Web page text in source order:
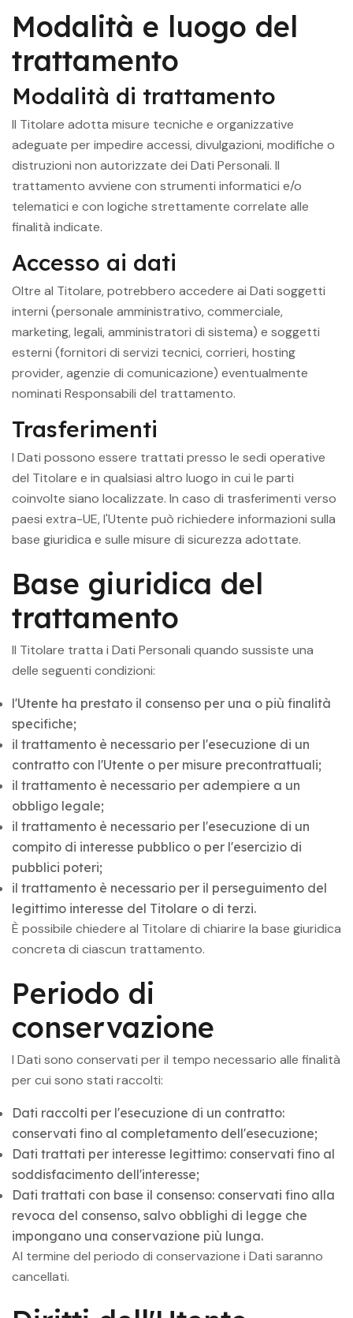
Modalità e luogo del
trattamento
Modalità di trattamento
Il Titolare adotta misure tecniche e organizzative
adeguate per impedire accessi, divulgazioni, modifiche o
distruzioni non autorizzate dei Dati Personali. Il
trattamento avviene con strumenti informatici e/o
telematici e con logiche strettamente correlate alle
finalità indicate.
Accesso ai dati
Oltre al Titolare, potrebbero accedere ai Dati soggetti
interni (personale amministrativo, commerciale,
marketing, legali, amministratori di sistema) e soggetti
esterni (fornitori di servizi tecnici, corrieri, hosting
provider, agenzie di comunicazione) eventualmente
nominati Responsabili del trattamento.
Trasferimenti
I Dati possono essere trattati presso le sedi operative
del Titolare e in qualsiasi altro luogo in cui le parti
coinvolte siano localizzate. In caso di trasferimenti verso
paesi extra-UE, l'Utente può richiedere informazioni sulla
base giuridica e sulle misure di sicurezza adottate.
Base giuridica del
trattamento
Il Titolare tratta i Dati Personali quando sussiste una
delle seguenti condizioni:
l'Utente ha prestato il consenso per una o più finalità
specifiche;
il trattamento è necessario per l'esecuzione di un
contratto con l'Utente o per misure precontrattuali;
il trattamento è necessario per adempiere a un
obbligo legale;
il trattamento è necessario per l'esecuzione di un
compito di interesse pubblico o per l'esercizio di
pubblici poteri;
il trattamento è necessario per il perseguimento del
legittimo interesse del Titolare o di terzi.
È possibile chiedere al Titolare di chiarire la base giuridica
concreta di ciascun trattamento.
Periodo di
conservazione
I Dati sono conservati per il tempo necessario alle finalità
per cui sono stati raccolti:
Dati raccolti per l'esecuzione di un contratto:
conservati fino al completamento dell'esecuzione;
Dati trattati per interesse legittimo: conservati fino al
soddisfacimento dell'interesse;
Dati trattati con base il consenso: conservati fino alla
revoca del consenso, salvo obblighi di legge che
impongano una conservazione più lunga.
Al termine del periodo di conservazione i Dati saranno
cancellati.